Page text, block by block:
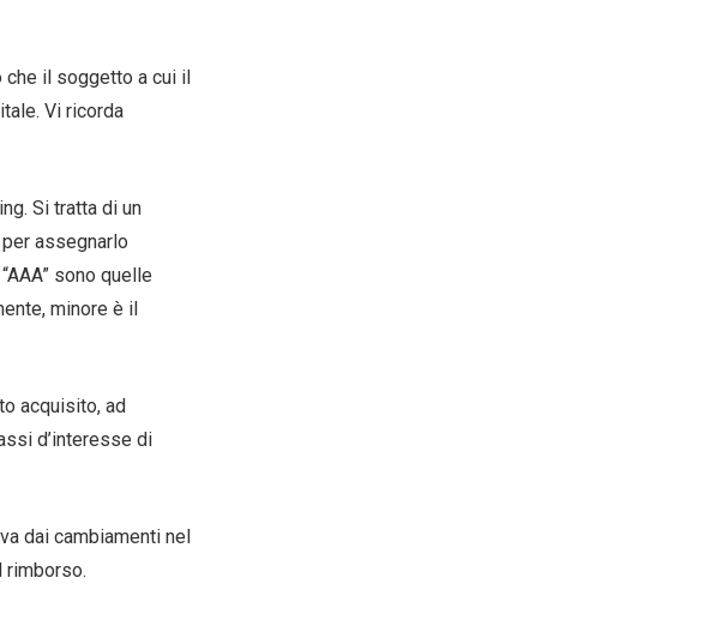
che il soggetto a cui il
Vi ricorda
Si tratta di un
assegnarlo
sono quelle
minore è il
acquisito, ad
d’interesse di
dai cambiamenti nel
rimborso.